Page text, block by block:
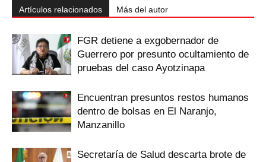
Artículos relacionados Más del autor
FGR detiene a exgobernador de
Guerrero por presunto ocultamiento de
pruebas del caso Ayotzinapa
Encuentran presuntos restos humanos
dentro de bolsas en El Naranjo,
Manzanillo
Secretaría de Salud descarta brote de